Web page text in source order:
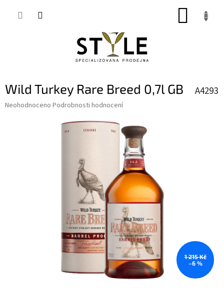
Wild Turkey Rare Breed 0,7l GB A4293
Průměrné
Neohodnoceno Podrobnosti hodnocení
1 215 Kč
–6 %